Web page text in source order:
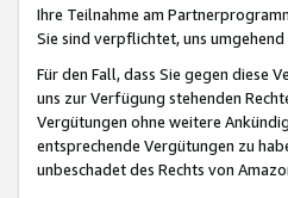
Ihre Teilnahme am
Sie sind verpflichtet, uns
Für den Fall, dass Sie gegen diese
uns zur Verfügung stehenden
Vergütungen ohne weitere
entsprechende Vergütungen zu
unbeschadet des Rechts von